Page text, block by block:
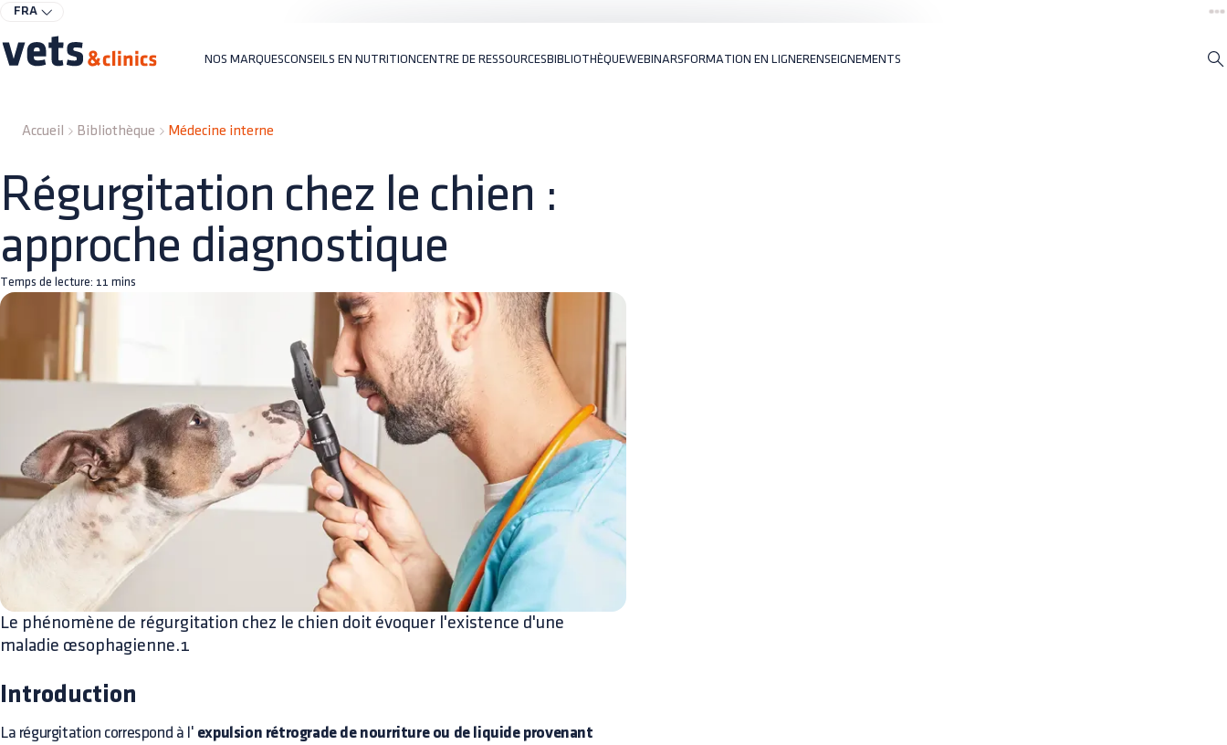
FRA
NOS MARQUESCONSEILS EN NUTRITIONCENTRE DE RESSOURCESBIBLIOTHÈQUEWEBINARSFORMATION EN LIGNERENSEIGNEMENTS
Accueil Bibliothèque Médecine interne
Régurgitation chez le chien :
approche diagnostique
Temps de lecture: 11 mins
Le phénomène de régurgitation chez le chien doit évoquer l'existence d'une
maladie œsophagienne.1
Introduction
La régurgitation correspond à l' expulsion rétrograde de nourriture ou de liquide provenant